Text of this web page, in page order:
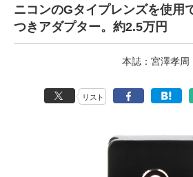
ニコンのGタイプレンズを使用
つきアダプター。約2.5万円
本誌：宮澤孝周
リスト